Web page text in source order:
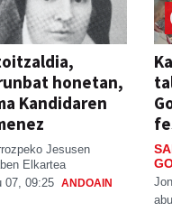
honetan,
Kandidaren
Jesusen
Elkartea
07, 09:25 ANDOAIN